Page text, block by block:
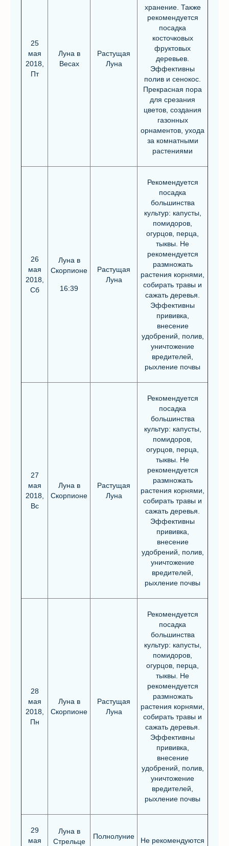
25
мая
2018,
Пт
Луна в
Весах
Растущая
Луна
хранение. Также
рекомендуется
посадка
косточковых
фруктовых
деревьев.
Эффективны
полив и сенокос.
Прекрасная пора
для срезания
цветов, создания
газонных
орнаментов, ухода
за комнатными
растениями
26
мая
2018,
Сб
Луна в
Скорпионе
16:39
Растущая
Луна
Рекомендуется
посадка
большинства
культур: капусты,
помидоров,
огурцов, перца,
тыквы. Не
рекомендуется
размножать
растения корнями,
собирать травы и
сажать деревья.
Эффективны
прививка,
внесение
удобрений, полив,
уничтожение
вредителей,
рыхление почвы
27
мая
2018,
Вс
Луна в
Скорпионе
Растущая
Луна
Рекомендуется
посадка
большинства
культур: капусты,
помидоров,
огурцов, перца,
тыквы. Не
рекомендуется
размножать
растения корнями,
собирать травы и
сажать деревья.
Эффективны
прививка,
внесение
удобрений, полив,
уничтожение
вредителей,
рыхление почвы
28
мая
2018,
Пн
Луна в
Скорпионе
Растущая
Луна
Рекомендуется
посадка
большинства
культур: капусты,
помидоров,
огурцов, перца,
тыквы. Не
рекомендуется
размножать
растения корнями,
собирать травы и
сажать деревья.
Эффективны
прививка,
внесение
удобрений, полив,
уничтожение
вредителей,
рыхление почвы
29
мая
Луна в
Стрельце
Полнолуние
Не рекомендуются